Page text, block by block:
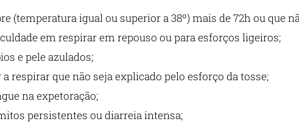
(temperatura igual ou superior a 38º) mais de 72h ou que
em respirar em repouso ou para esforços ligeiros;
e pele azulados;
a respirar que não seja explicado pelo esforço da tosse;
na expetoração;
persistentes ou diarreia intensa;